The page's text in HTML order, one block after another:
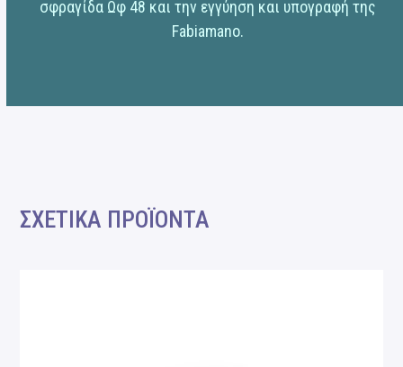
σφραγίδα Ωφ 48 και την εγγύηση και υπογραφή της
Fabiamano.
ΣΧΕΤΙΚΑ ΠΡΟΪΟΝΤΑ